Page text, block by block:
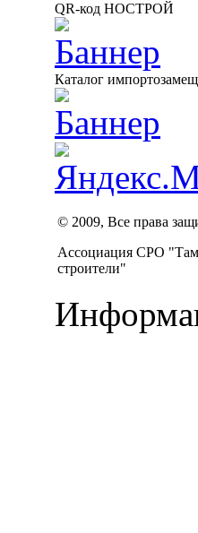
QR-код НОСТРОЙ
Каталог
© 2009, Все права
Ассоциация СРО
строители"